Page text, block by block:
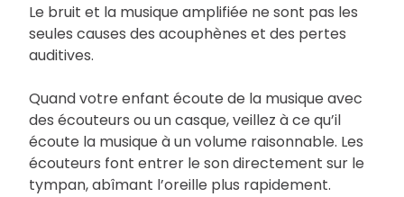
Le bruit et la musique amplifiée ne sont pas les
seules causes des acouphènes et des pertes
auditives.
Quand votre enfant écoute de la musique avec
des écouteurs ou un casque, veillez à ce qu’il
écoute la musique à un volume raisonnable. Les
écouteurs font entrer le son directement sur le
tympan, abîmant l’oreille plus rapidement.